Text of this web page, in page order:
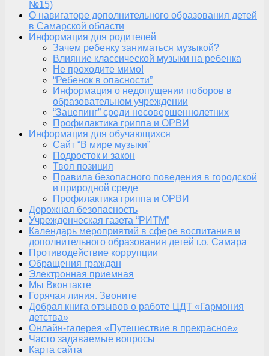
№15)
О навигаторе дополнительного образования детей
в Самарской области
Информация для родителей
Зачем ребенку заниматься музыкой?
Влияние классической музыки на ребенка
Не проходите мимо!
“Ребенок в опасности”
Информация о недопущении поборов в
образовательном учреждении
“Зацепинг” среди несовершеннолетних
Профилактика гриппа и ОРВИ
Информация для обучающихся
Сайт “В мире музыки”
Подросток и закон
Твоя позиция
Правила безопасного поведения в городской
и природной среде
Профилактика гриппа и ОРВИ
Дорожная безопасность
Учрежденческая газета “РИТМ”
Календарь мероприятий в сфере воспитания и
дополнительного образования детей г.о. Самара
Противодействие коррупции
Обращения граждан
Электронная приемная
Мы Вконтакте
Горячая линия. Звоните
Добрая книга отзывов о работе ЦДТ «Гармония
детства»
Онлайн-галерея «Путешествие в прекрасное»
Часто задаваемые вопросы
Карта сайта